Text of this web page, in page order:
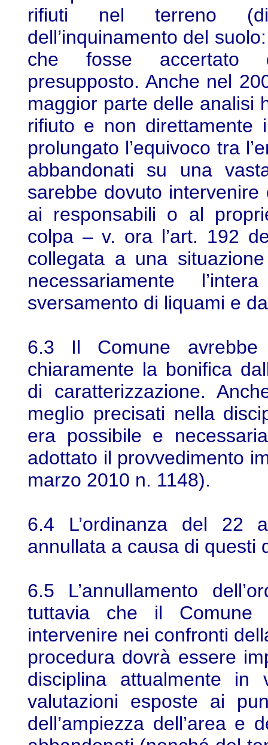
rifiuti nel terreno
dell’inquinamento del
che fosse accertato
presupposto. Anche nel
maggior parte delle analisi
rifiuto e non direttamente
prolungato l’equivoco tra
abbandonati su una
sarebbe dovuto
ai responsabili o al
colpa – v. ora l’art. 192
collegata a una
necessariamente
sversamento di liquami e
6.3 Il Comune
chiaramente la bonifica
di caratterizzazione.
meglio precisati nella
era possibile e
adottato il provvedimento
marzo 2010 n. 1148).
6.4 L’ordinanza del 22
annullata a causa di questi
6.5 L’annullamento
tuttavia che il Comune
intervenire nei confronti
procedura dovrà essere
disciplina attualmente
valutazioni esposte ai
dell’ampiezza dell’area e